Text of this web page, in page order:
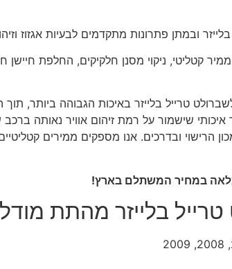
ובמתן פתרונות מתקדמים לבעיות אגזוז
קטליטי, ניקוי מסנן חלקיקים, החלפת חיישן
טרייל בלייזר באיכות הגבוהה ביותר,
איכותי שישמור על רמת זיהום אוויר נאותה
הרישוי ובדרכים. אנו מספקים ממירים
מלאה במחיר המשתלם בארץ!
בלייזר מהתת